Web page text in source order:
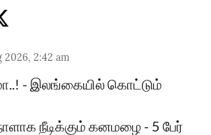
2026, 2:42 am
- இலங்கையில் கொட்டும்
நீடிக்கும் கனமழை - 5 பேர்